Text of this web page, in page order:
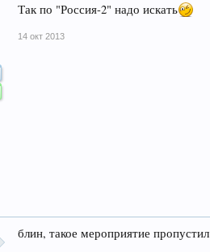
Так по "Россия-2" надо искать
14 окт 2013
блин, такое мероприятие